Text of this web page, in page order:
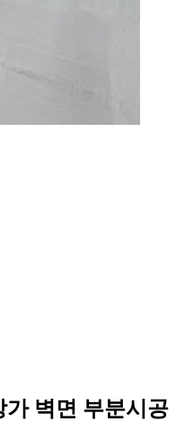
벽면 부분시공